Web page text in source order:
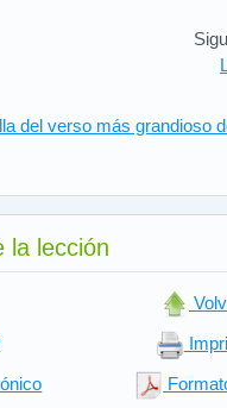
del verso más grandioso
la lección